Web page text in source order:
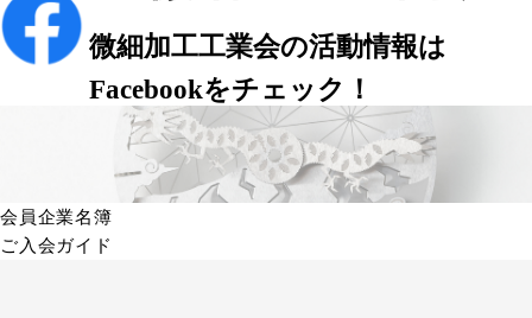
会員企業名簿
ご入会ガイド